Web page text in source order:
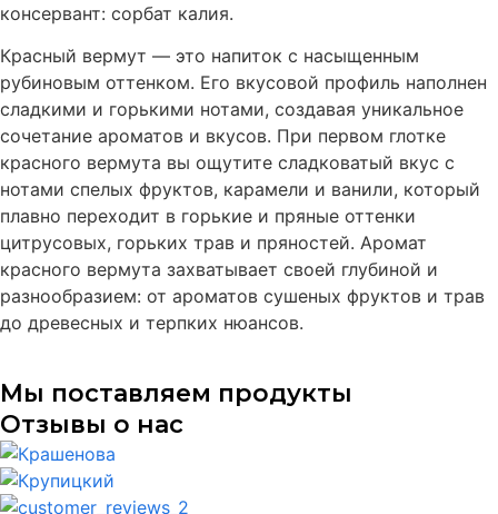
консервант: сорбат калия.
Красный вермут — это напиток с насыщенным
рубиновым оттенком. Его вкусовой профиль наполнен
сладкими и горькими нотами, создавая уникальное
сочетание ароматов и вкусов. При первом глотке
красного вермута вы ощутите сладковатый вкус с
нотами спелых фруктов, карамели и ванили, который
плавно переходит в горькие и пряные оттенки
цитрусовых, горьких трав и пряностей. Аромат
красного вермута захватывает своей глубиной и
разнообразием: от ароматов сушеных фруктов и трав
до древесных и терпких нюансов.
Мы поставляем продукты
Отзывы о нас